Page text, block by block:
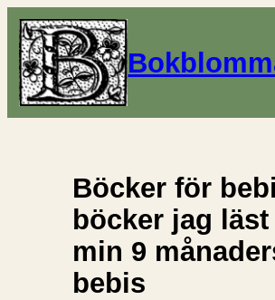
Böcker för
böcker jag
min 9
bebis